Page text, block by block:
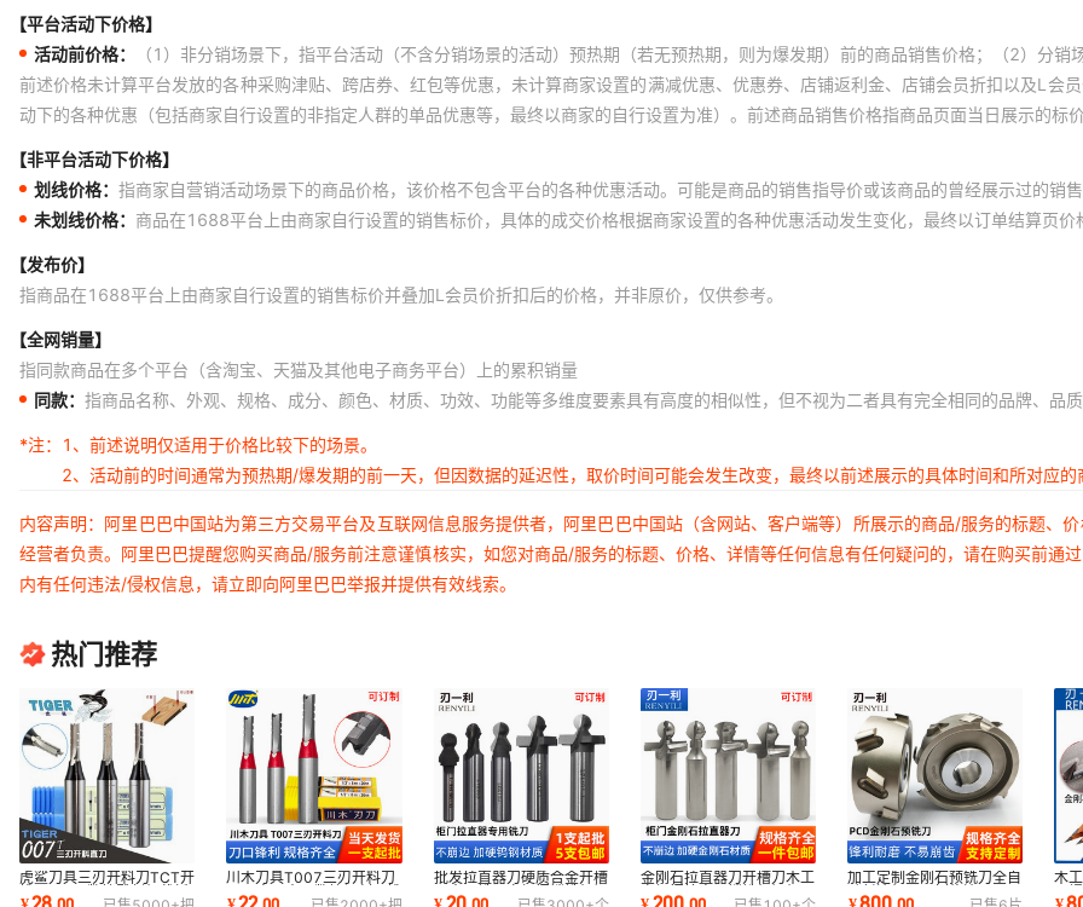
【平台活动下价格】
活动前价格：
（1）非分销场景下，指平台活动（不含分销场景的活动）预热期（若无预热期，则为爆发期）前的商品销售价格；（2）分
前述价格未计算平台发放的各种采购津贴、跨店券、红包等优惠，未计算商家设置的满减优惠、优惠券、店铺返利金、店铺会员折扣以及L会
动下的各种优惠（包括商家自行设置的非指定人群的单品优惠等，最终以商家的自行设置为准）。前述商品销售价格指商品页面当日展示的
【非平台活动下价格】
划线价格： 指商家自营销活动场景下的商品价格，该价格不包含平台的各种优惠活动。可能是商品的销售指导价或该商品的曾经展示过的销
未划线价格： 商品在1688平台上由商家自行设置的销售标价，具体的成交价格根据商家设置的各种优惠活动发生变化，最终以订单结算页价
【发布价】
指商品在1688平台上由商家自行设置的销售标价并叠加L会员价折扣后的价格，并非原价，仅供参考。
【全网销量】
指同款商品在多个平台（含淘宝、天猫及其他电子商务平台）上的累积销量
同款： 指商品名称、外观、规格、成分、颜色、材质、功效、功能等多维度要素具有高度的相似性，但不视为二者具有完全相同的品牌、品
*注：
1、前述说明仅适用于价格比较下的场景。
2、活动前的时间通常为预热期/爆发期的前一天，但因数据的延迟性，取价时间可能会发生改变，最终以前述展示的具体时间和所对应的
内容声明：阿里巴巴中国站为第三方交易平台及互联网信息服务提供者，阿里巴巴中国站（含网站、客户端等）所展示的商品/服务的标题、
经营者负责。阿里巴巴提醒您购买商品/服务前注意谨慎核实，如您对商品/服务的标题、价格、详情等任何信息有任何疑问的，请在购买前通
内有任何违法/侵权信息，请立即向阿里巴巴举报并提供有效线索。
热门推荐
虎鲨刀具三刃开料刀TCT开
槽刀T007数控雕刻机裁板
川木刀具T007三刃开料刀
TCT直刀木工数控切割开槽
批发拉直器刀硬质合金开槽
刀木工铣刀衣柜门镂铣机锣
金刚石拉直器刀开槽刀木工
衣柜门拉直器镂铣机锣机刀
加工定制金刚石预铣刀全自
动封边机四面刨修边刀
木
石